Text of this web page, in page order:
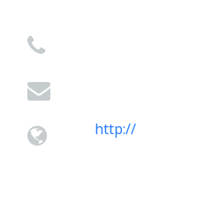
http://